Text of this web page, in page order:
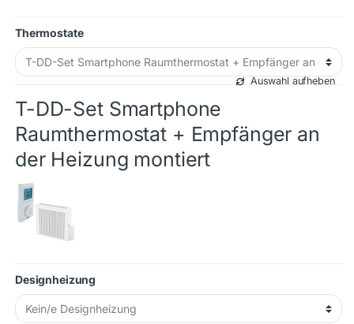
Thermostate
T-DD-Set Smartphone
Raumthermostat + Empfänger an
der Heizung montiert
Auswahl aufheben
Designheizung